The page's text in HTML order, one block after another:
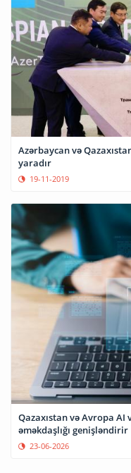
Azərbaycan və
yaradır
19-11-2019
Qazaxıstan və Avropa
əməkdaşlığı genişləndirir
23-06-2026